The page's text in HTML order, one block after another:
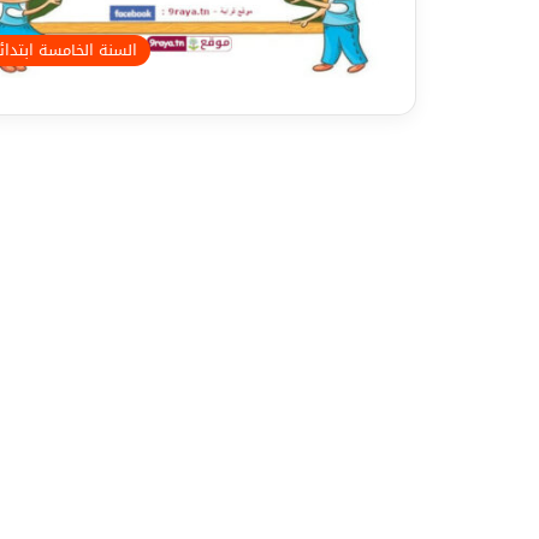
السنة الخامسة